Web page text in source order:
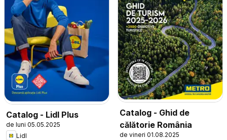
Catalog - Lidl Plus
de luni 05.05.2025
Lidl
Catalog - Ghid de
călătorie România
de vineri 01.08.2025